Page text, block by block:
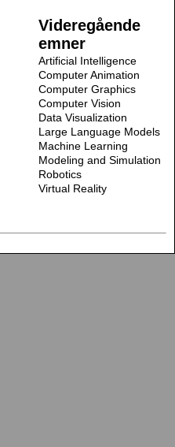
Videregående
emner
Artificial Intelligence
Computer Animation
Computer Graphics
Computer Vision
Data Visualization
Large Language Models
Machine Learning
Modeling and Simulation
Robotics
Virtual Reality